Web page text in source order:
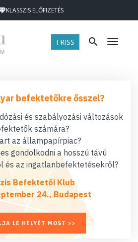
KLASSZIS ELŐFIZETÉS
FRISS Menü
befektetőkre ősszel?
és szabályozási változások
számára?
az állampapírpiac?
gondolkodni a hosszú távú
és az ingatlanbefektetésekről?
Befektetői Klub
24., Budapest
LE HELYÉT MOST >>